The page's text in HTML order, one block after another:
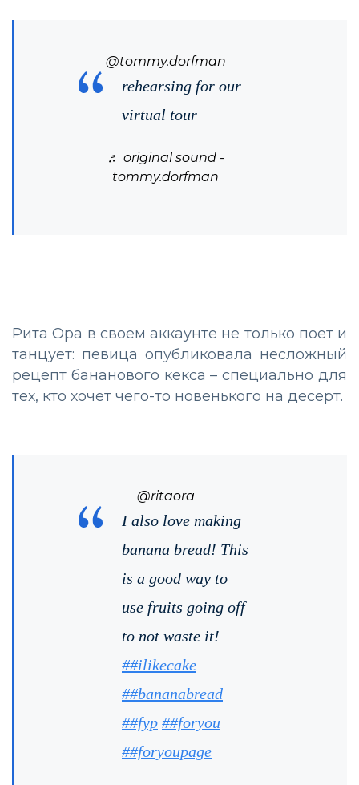
@tommy.dorfman
rehearsing for our
virtual tour
♬ original sound -
tommy.dorfman
Рита Ора в своем аккаунте не только поет и
танцует: певица опубликовала несложный
рецепт бананового кекса – специально для
тех, кто хочет чего-то новенького на десерт.
@ritaora
I also love making
banana bread! This
is a good way to
use fruits going off
to not waste it!
##ilikecake
##bananabread
##fyp ##foryou
##foryoupage